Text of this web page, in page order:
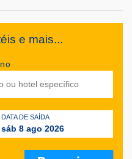
e mais...
DATA DE SAÍDA
sáb 8 ago 2026